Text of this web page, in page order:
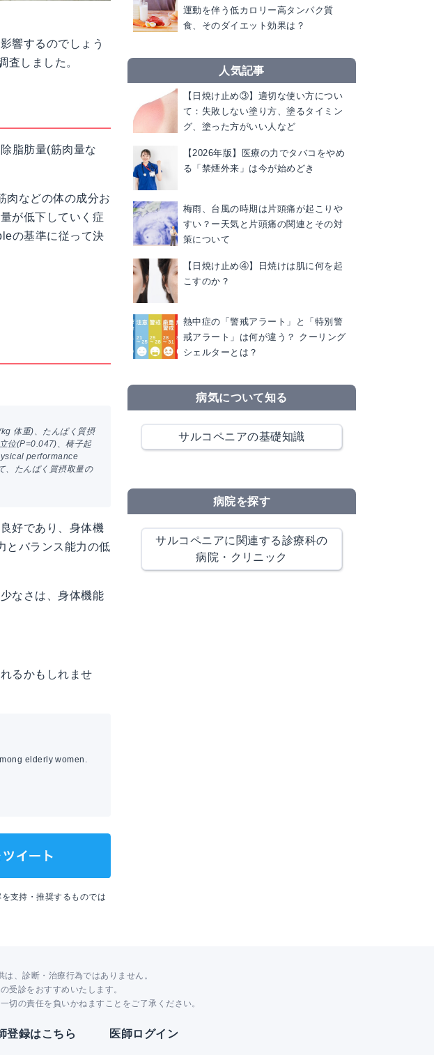
響するのでしょう
査しました。
脂肪量(筋肉量な
肉などの体の成分お
が低下していく症
の基準に従って決
体重)、たんぱく質摂
位(P=0.047)、椅子起
performance
、たんぱく質摂取量の
好であり、身体機
とバランス能力の低
なさは、身体機能
るかもしれませ
elderly women.
支持・推奨するものでは
運動を伴う低カロリー高タンパク質
食、そのダイエット効果は？
人気記事
【日焼け止め③】適切な使い方につい
て：失敗しない塗り方、塗るタイミン
グ、塗った方がいい人など
【2026年版】医療の力でタバコをやめ
る「禁煙外来」は今が始めどき
梅雨、台風の時期は片頭痛が起こりや
すい？ー天気と片頭痛の関連とその対
策について
【日焼け止め④】日焼けは肌に何を起
こすのか？
熱中症の「警戒アラート」と「特別警
戒アラート」は何が違う？ クーリング
シェルターとは？
病気について知る
サルコペニアの基礎知識
病院を探す
サルコペニアに関連する診療科の
病院・クリニック
、診断・治療行為ではありません。
受診をおすすめいたします。
切の責任を負いかねますことをご了承ください。
登録はこちら 医師ログイン